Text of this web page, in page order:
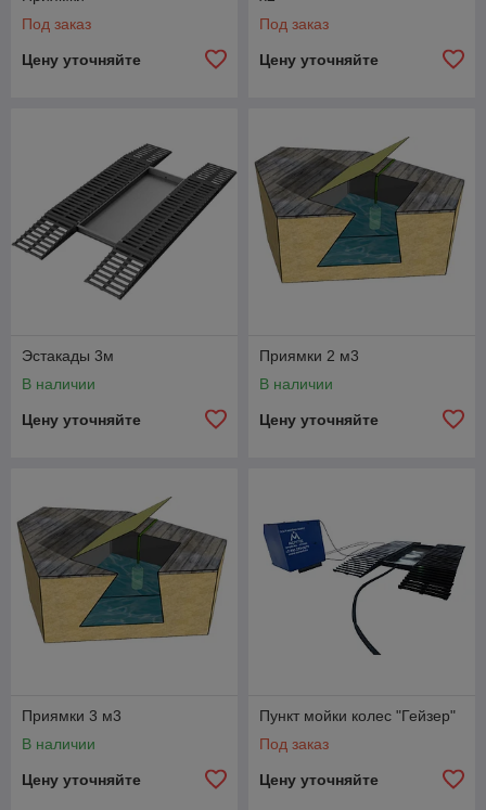
Под заказ
Цену уточняйте
Под заказ
Цену уточняйте
Эстакады 3м
В наличии
Цену уточняйте
Приямки 2 м3
В наличии
Цену уточняйте
Приямки 3 м3
В наличии
Цену уточняйте
Пункт мойки колес "Гейзер"
Под заказ
Цену уточняйте